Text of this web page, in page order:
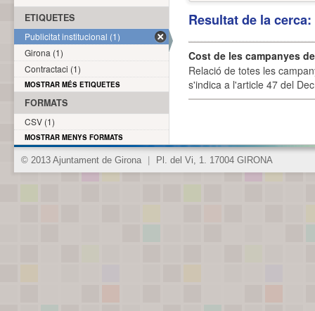
Resultat de la
Cost de les campanyes
Relació de totes les
s'indica a l'article 47 del
ETIQUETES
Publicitat institucional (1)
Girona (1)
Contractaci (1)
MOSTRAR MÉS ETIQUETES
FORMATS
CSV (1)
MOSTRAR MENYS FORMATS
© 2013 Ajuntament de Girona Pl. del Vi, 1. 17004 GIRONA